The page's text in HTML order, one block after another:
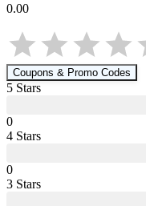
0.00
Coupons & Promo Codes
5 Stars
0
4 Stars
0
3 Stars